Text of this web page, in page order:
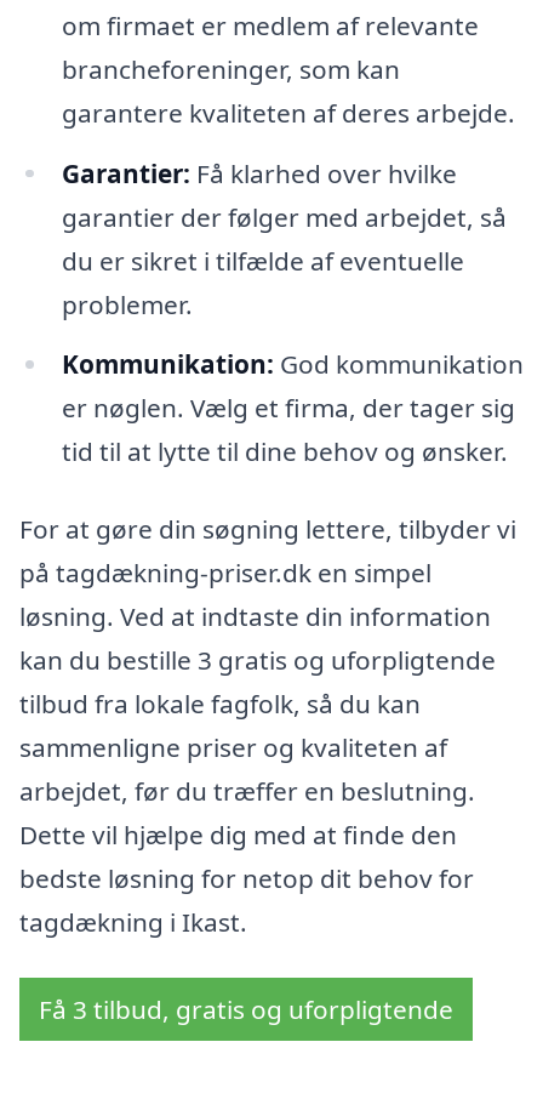
om firmaet er medlem af relevante
brancheforeninger, som kan
garantere kvaliteten af deres arbejde.
Garantier: Få klarhed over hvilke
garantier der følger med arbejdet, så
du er sikret i tilfælde af eventuelle
problemer.
Kommunikation: God kommunikation
er nøglen. Vælg et firma, der tager sig
tid til at lytte til dine behov og ønsker.
For at gøre din søgning lettere, tilbyder vi
på tagdækning-priser.dk en simpel
løsning. Ved at indtaste din information
kan du bestille 3 gratis og uforpligtende
tilbud fra lokale fagfolk, så du kan
sammenligne priser og kvaliteten af
arbejdet, før du træffer en beslutning.
Dette vil hjælpe dig med at finde den
bedste løsning for netop dit behov for
tagdækning i Ikast.
Få 3 tilbud, gratis og uforpligtende